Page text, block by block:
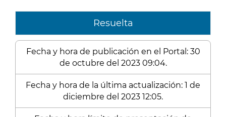
Resuelta
Fecha y hora de publicación en el Portal: 30
de octubre del 2023 09:04.
Fecha y hora de la última actualización: 1 de
diciembre del 2023 12:05.